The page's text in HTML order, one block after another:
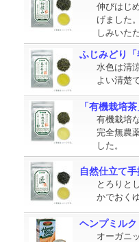
伸びはじ
げました
しみいた
ふじみどり
水色は清
よい清楚
「有機栽培
有機栽培
完全無農
した。
自然仕立て
とろりと
かでおく
ヘンプミルク
オーガニ